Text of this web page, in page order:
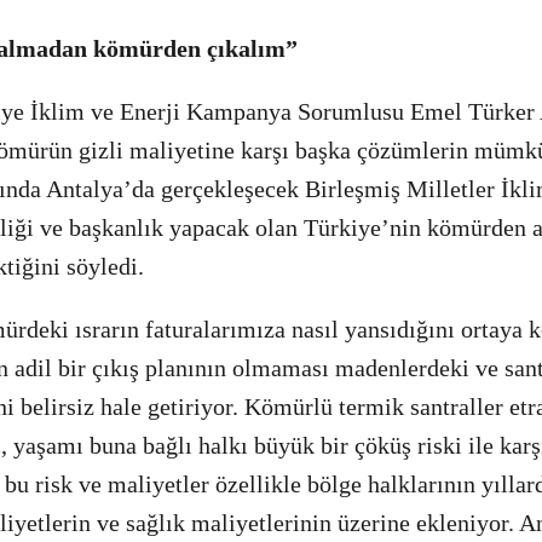
kömürden çıkalım”
İklim ve Enerji Kampanya Sorumlusu Emel Türker
gizli maliyetine karşı başka çözümlerin
Antalya’da gerçekleşecek Birleşmiş Milletler
ve başkanlık yapacak olan Türkiye’nin kömürden
söyledi.
ısrarın faturalarımıza nasıl yansıdığını ortaya
adil bir çıkış planının olmaması madenlerdeki ve
belirsiz hale getiriyor. Kömürlü termik santraller
buna bağlı halkı büyük bir çöküş riski ile
bu risk ve maliyetler özellikle bölge halklarının
ve sağlık maliyetlerinin üzerine ekleniyor.